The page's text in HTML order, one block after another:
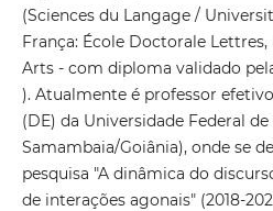
(Sciences du Langage /
França: École Doctorale
Arts - com diploma validado
). Atualmente é professor
(DE) da Universidade Federal
Samambaia/Goiânia), onde se
pesquisa "A dinâmica do
de interações agonais" (2018-